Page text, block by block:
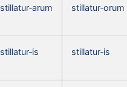
stillatur‑arum stillatur‑orum
stillatur‑is stillatur‑is